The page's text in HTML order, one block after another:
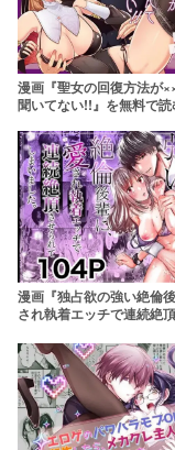
漫画『聖女の回復方法が
聞いてない!!』を無料で
喜】
漫画『独占欲の強い絶倫
され執着エッチで連続絶
法は？hitomiやRAWは危
飯より】